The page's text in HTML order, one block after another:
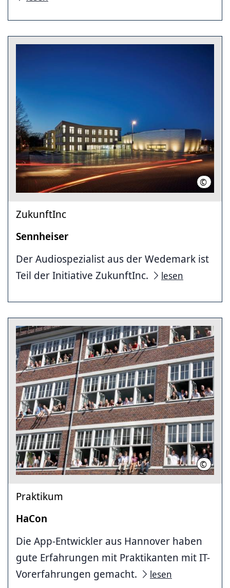
©
ZukunftInc
Sennheiser
Der Audiospezialist aus der Wedemark ist
Teil der Initiative ZukunftInc.
lesen
© HaCon
Praktikum
HaCon
Die App-Entwickler aus Hannover haben
gute Erfahrungen mit Praktikanten mit IT-
Vorerfahrungen gemacht.
lesen